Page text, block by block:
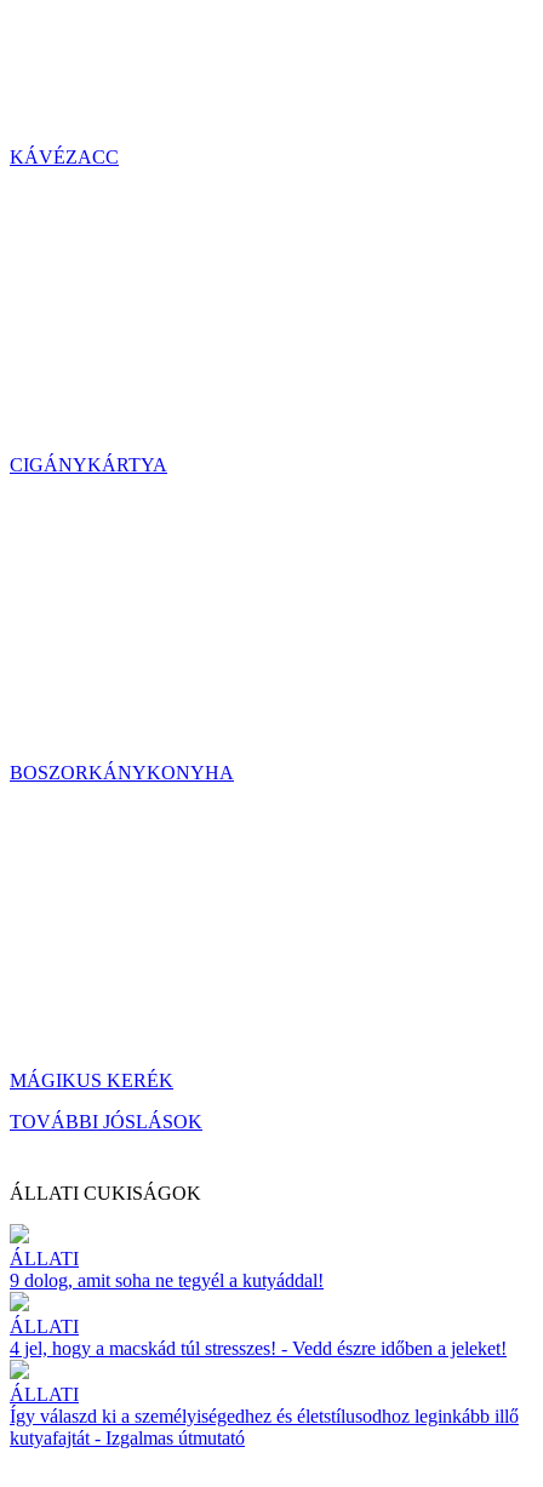
KÁVÉZACC
CIGÁNYKÁRTYA
BOSZORKÁNYKONYHA
MÁGIKUS KERÉK
TOVÁBBI JÓSLÁSOK
ÁLLATI CUKISÁGOK
ÁLLATI
9 dolog, amit soha ne tegyél a kutyáddal!
ÁLLATI
4 jel, hogy a macskád túl stresszes! - Vedd észre időben a jeleket!
ÁLLATI
Így válaszd ki a személyiségedhez és életstílusodhoz leginkább illő
kutyafajtát - Izgalmas útmutató